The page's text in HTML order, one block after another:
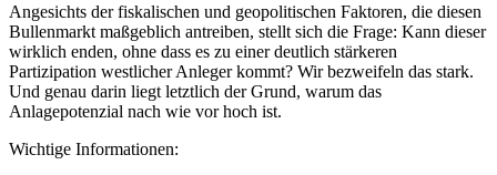
Angesichts der fiskalischen und geopolitischen Faktoren, die diesen
Bullenmarkt maßgeblich antreiben, stellt sich die Frage: Kann dieser
wirklich enden, ohne dass es zu einer deutlich stärkeren
Partizipation westlicher Anleger kommt? Wir bezweifeln das stark.
Und genau darin liegt letztlich der Grund, warum das
Anlagepotenzial nach wie vor hoch ist.
Wichtige Informationen: